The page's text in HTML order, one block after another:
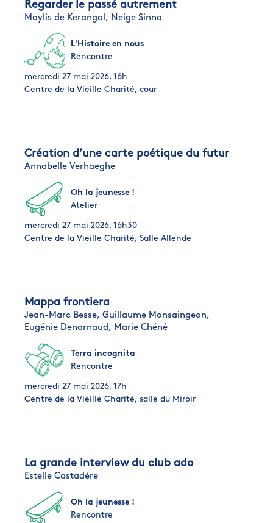
Regarder le passé autrement
Maylis de Kerangal, Neige Sinno
L'Histoire en nous
Rencontre
mercredi 27 mai 2026, 16h
Centre de la Vieille Charité, cour
Création d’une carte poétique du futur
Annabelle Verhaeghe
Oh la jeunesse !
Atelier
mercredi 27 mai 2026, 16h30
Centre de la Vieille Charité, Salle Allende
Mappa frontiera
Jean-Marc Besse, Guillaume Monsaingeon,
Eugénie Denarnaud, Marie Chéné
Terra incognita
Rencontre
mercredi 27 mai 2026, 17h
Centre de la Vieille Charité, salle du Miroir
La grande interview du club ado
Estelle Castadère
Oh la jeunesse !
Rencontre